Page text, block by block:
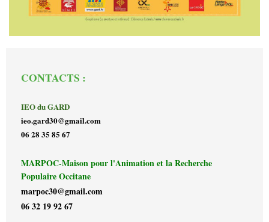
CONTACTS :
IEO du GARD
ieo.gard30@gmail.com
06 28 35 85 67
MARPOC-Maison pour l'Animation et la Recherche
Populaire Occitane
marpoc30@gmail.com
06 32 19 92 67